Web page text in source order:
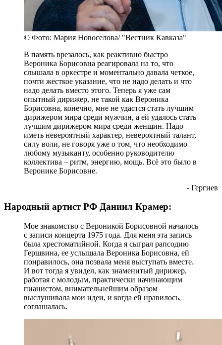
© Фото: Мария Новоселова/ "Вестник Кавказа"
В память врезалось, как реактивно быстро
Вероника Борисовна реагировала на то, что
слышала в оркестре и моментально давала четкое,
почти жесткое указание, что не надо делать и что
надо делать вместо этого. Теперь я уже сам
опытный дирижер, не такой как Вероника
Борисовна, конечно, мне не удастся стать лучшим
дирижером мира среди мужчин, а ей удалось стать
лучшим дирижером мира среди женщин. Надо
иметь невероятный характер, невероятный талант,
силу воли, не говоря уже о том, что необходимо
любому музыканту, особенно руководителю
коллектива – ритм, энергию, мощь. Всё это было в
Веронике Борисовне.
- Гергиев
Народный артист РФ Даниил Крамер:
Мое знакомство с Вероникой Борисовной началось
с записи концерта 1975 года. Для меня эта запись
была хрестоматийной. Когда я сыграл рапсодию
Гершвина, ее услышала Вероника Борисовна, ей
понравилось, она позвала меня выступать вместе.
И вот тогда я увидел, как знаменитый дирижер,
работая с молодым, практически начинающим
пианистом, внимательнейшим образом
выслушивала мои идеи, и когда ей нравилось,
соглашалась.